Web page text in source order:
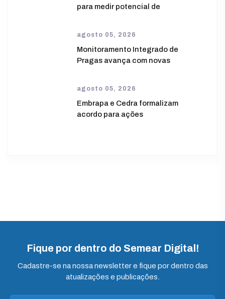
para medir potencial de
agosto 05, 2026
Monitoramento Integrado de
Pragas avança com novas
agosto 05, 2026
Embrapa e Cedra formalizam
acordo para ações
Fique por dentro do Semear Digital!
Cadastre-se na nossa newsletter e fique por dentro das
atualizações e publicações.